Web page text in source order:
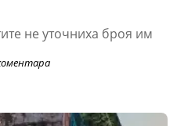
не уточниха броя им